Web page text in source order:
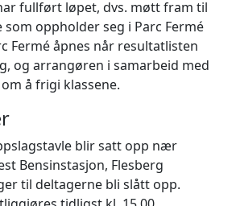
fullført løpet, dvs. møtt fram til
som oppholder seg i Parc Fermé
Fermé åpnes når resultatlisten
og arrangøren i samarbeid med
å frigi klassene.
blir satt opp nær
Bensinstasjon, Flesberg
til deltagerne bli slått opp.